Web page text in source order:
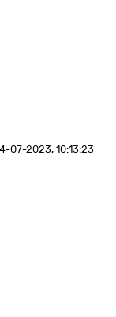
07-2023, 10:13:23